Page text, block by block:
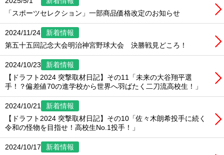
「スポーツセレクション」一部商品価格改定のお知らせ
2024/11/24
新着情報
第五十五回記念大会明治神宮野球大会 決勝戦見どころ！
2024/10/23
新着情報
【ドラフト2024 突撃取材日記】その11「未来の大谷翔平選
手！？偏差値70の進学校から世界へ羽ばたく二刀流高校生！」
2024/10/21
新着情報
【ドラフト2024 突撃取材日記】その10「佐々木朗希投手に続く
令和の怪物を目指せ！高校生No.1投手！」
2024/10/17
新着情報